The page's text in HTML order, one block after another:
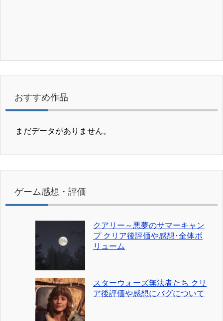
おすすめ作品
まだデータがありません。
ゲーム感想・評価
クアリー～悪夢のサマーキャン
プ クリア後評価や感想･全体ボ
リューム
スターウォーズ無法者たち クリ
ア後評価や感想にバグについて